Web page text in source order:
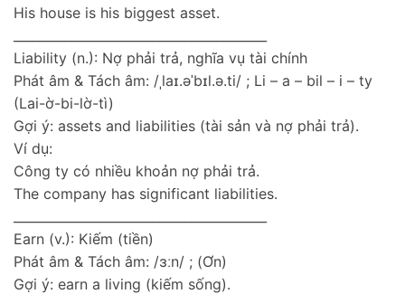
His house is his biggest asset.
Liability (n.): Nợ phải trả, nghĩa vụ tài chính
Phát âm & Tách âm: /ˌlaɪ.əˈbɪl.ə.ti/ ; Li – a – bil – i – ty
(Lai-ờ-bi-lờ-tì)
Gợi ý: assets and liabilities (tài sản và nợ phải trả).
Ví dụ:
Công ty có nhiều khoản nợ phải trả.
The company has significant liabilities.
Earn (v.): Kiếm (tiền)
Phát âm & Tách âm: /ɜːn/ ; (Ơn)
Gợi ý: earn a living (kiếm sống).